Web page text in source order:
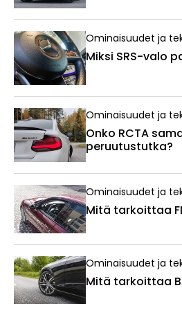
Ominaisuudet ja
Miksi SRS-valo
Ominaisuudet ja
Onko RCTA
peruutustutka?
Ominaisuudet ja
Mitä tarkoittaa
Ominaisuudet ja
Mitä tarkoittaa